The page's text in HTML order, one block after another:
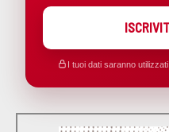
I tuoi dati saranno